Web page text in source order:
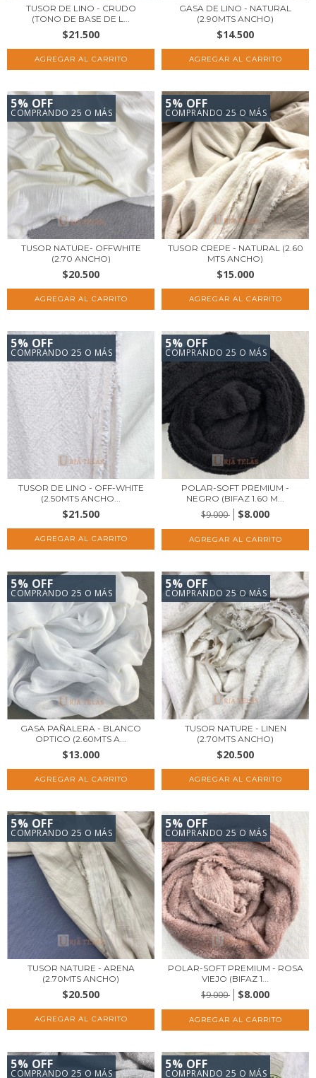
TUSOR DE LINO - CRUDO
(TONO DE BASE DE L...
$21.500
GASA DE LINO - NATURAL
(2.90MTS ANCHO)
$14.500
5% OFF
COMPRANDO 25 O MÁS
TUSOR NATURE- OFFWHITE
(2.70 ANCHO)
$20.500
5% OFF
COMPRANDO 25 O MÁS
TUSOR CREPE - NATURAL (2.60
MTS ANCHO)
$15.000
5% OFF
COMPRANDO 25 O MÁS
TUSOR DE LINO - OFF-WHITE
(2.50MTS ANCHO...
$21.500
5% OFF
COMPRANDO 25 O MÁS
POLAR-SOFT PREMIUM -
NEGRO (BIFAZ 1.60 M...
$9.000 $8.000
5% OFF
COMPRANDO 25 O MÁS
GASA PAÑALERA - BLANCO
OPTICO (2.60MTS A...
$13.000
5% OFF
COMPRANDO 25 O MÁS
TUSOR NATURE - LINEN
(2.70MTS ANCHO)
$20.500
5% OFF
COMPRANDO 25 O MÁS
TUSOR NATURE - ARENA
(2.70MTS ANCHO)
$20.500
5% OFF
COMPRANDO 25 O MÁS
POLAR-SOFT PREMIUM - ROSA
VIEJO (BIFAZ 1...
$9.000 $8.000
5% OFF
COMPRANDO 25 O MÁS
5% OFF
COMPRANDO 25 O MÁS